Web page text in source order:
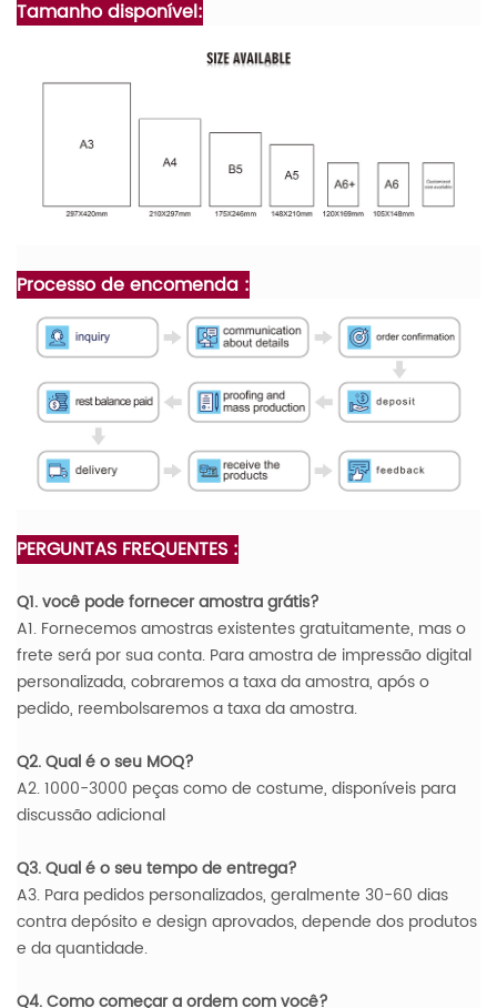
Tamanho disponível:
Processo de encomenda :
PERGUNTAS FREQUENTES :
Q1. você pode fornecer amostra grátis?
A1. Fornecemos amostras existentes gratuitamente, mas o
frete será por sua conta. Para amostra de impressão digital
personalizada, cobraremos a taxa da amostra, após o
pedido, reembolsaremos a taxa da amostra.
Q2. Qual é o seu MOQ?
A2. 1000-3000 peças como de costume, disponíveis para
discussão adicional
Q3. Qual é o seu tempo de entrega?
A3. Para pedidos personalizados, geralmente 30-60 dias
contra depósito e design aprovados, depende dos produtos
e da quantidade.
Q4. Como começar a ordem com você?